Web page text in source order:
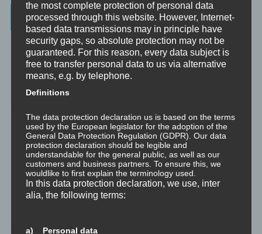
Worum es hier geht ...
Das Beste aus vielen Welten und Zeitaltern: Yoga (Raja, Hatha,
Jnana, Laya, Kriya, Kundalini), Tantra (weiß, rot, schwarz, Kaula,
Mishra, Samaya), Meditation, NLP, Trance, EMDR, Time Line
Therapy®, Brainspotting, EFT, Provocative Interventions,
Hacks.
the most complete protection of personal data
processed through this website. However, Internet-
based data transmissions may in principle have
security gaps, so absolute protection may not be
guaranteed. For this reason, every data subject is
free to transfer personal data to us via alternative
means, e.g. by telephone.
Definitions
The data protection declaration us is based on the terms
used by the European legislator for the adoption of the
General Data Protection Regulation (GDPR). Our data
protection declaration should be legible and
understandable for the general public, as well as our
customers and business partners. To ensure this, we
wouldlike to first explain the terminology used.
In this data protection declaration, we use, inter
alia, the following terms:
a) Personal data